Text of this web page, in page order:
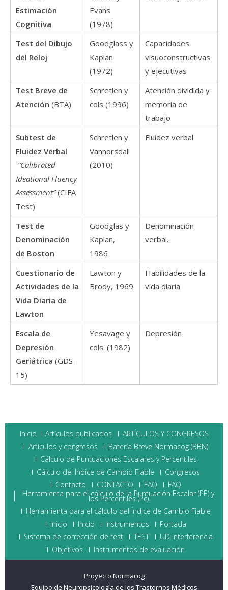
Estimación
Cognitiva
Evans
(1978)
Test del Dibujo
del Reloj
Goodglass y
Kaplan
(1972)
Capacidades
visuoconstructivas
y ejecutivas
Test Breve de
Atención (BTA)
Schretlen y
cols (1996)
Atención dividida y
memoria de
trabajo
Subtest de
Fluidez Verbal
“Calibrated
Ideational Fluency
Assessment”(CIFA
Test)
Schretlen y
Vannorsdall
(2010)
Fluidez verbal
Test de
Denominación
de Boston
Goodglas y
Kaplan,
1986
Denominación
verbal.
Cuestionario de
Actividades de la
Vida Diaria de
Lawton
Lawton y
Brody, 1969
Habilidades de la
vida diaria
Escala de
Depresión
Geriátrica (GDS-
15)
Yesavage y
cols. (1982)
Depresión
Inicio Artículos publicados
ARTÍCULOS Y CONGRESOS
Artículos y congresos
Batería Breve Normacog (BBN)
Cálculo de Puntuaciones Escalares y Percentiles
Cálculo del Índice de Cambio Fiable
Congresos
Contacto
CONTACTO FAQ
FAQ
Herramienta para el cálculo de la Puntuación Escalar (PE) y
los Percentiles (Pc)
Herramienta para el cálculo del Índice de Cambio Fiable
Inicio
Inicio Instrumentos
Portada
Sistema de corrección de test
TEST
UD Interferencia
Objetivos
Instrumentos de evaluación
Proyecto Normacog
Equipo de Neuropsicología de los Trastornos Médicos